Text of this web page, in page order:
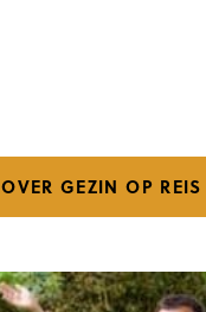
OVER GEZIN OP REIS